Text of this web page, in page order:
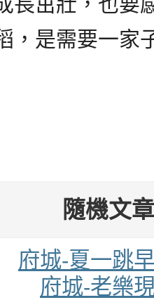
，是需要一家
隨機文章
府城-夏一跳
府城-老樂